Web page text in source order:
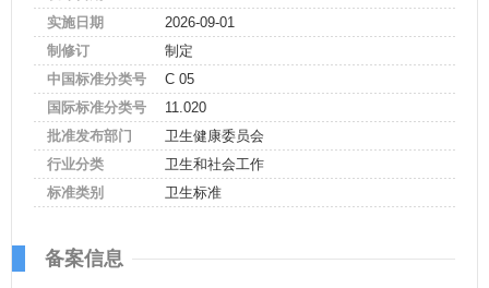
实施日期
2026-09-01
制修订
制定
中国标准分类号
C 05
国际标准分类号
11.020
批准发布部门
卫生健康委员会
行业分类
卫生和社会工作
标准类别
卫生标准
备案信息